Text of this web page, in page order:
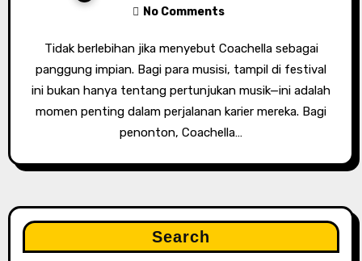
No Comments
Tidak berlebihan jika menyebut Coachella sebagai
panggung impian. Bagi para musisi, tampil di festival
ini bukan hanya tentang pertunjukan musik—ini adalah
momen penting dalam perjalanan karier mereka. Bagi
penonton, Coachella…
Search